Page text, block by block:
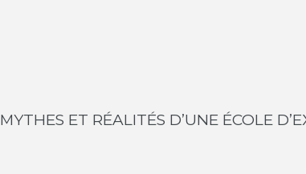
MYTHES ET RÉALITÉS D’UNE ÉCOLE